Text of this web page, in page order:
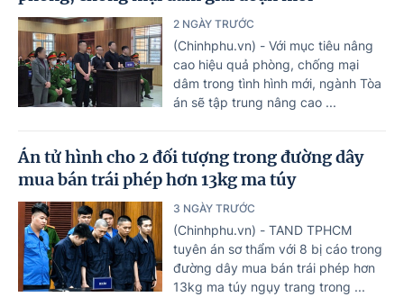
2 NGÀY TRƯỚC
(Chinhphu.vn) - Với mục tiêu nâng
cao hiệu quả phòng, chống mại
dâm trong tình hình mới, ngành Tòa
án sẽ tập trung nâng cao ...
Án tử hình cho 2 đối tượng trong đường dây
mua bán trái phép hơn 13kg ma túy
3 NGÀY TRƯỚC
(Chinhphu.vn) - TAND TPHCM
tuyên án sơ thẩm với 8 bị cáo trong
đường dây mua bán trái phép hơn
13kg ma túy ngụy trang trong ...